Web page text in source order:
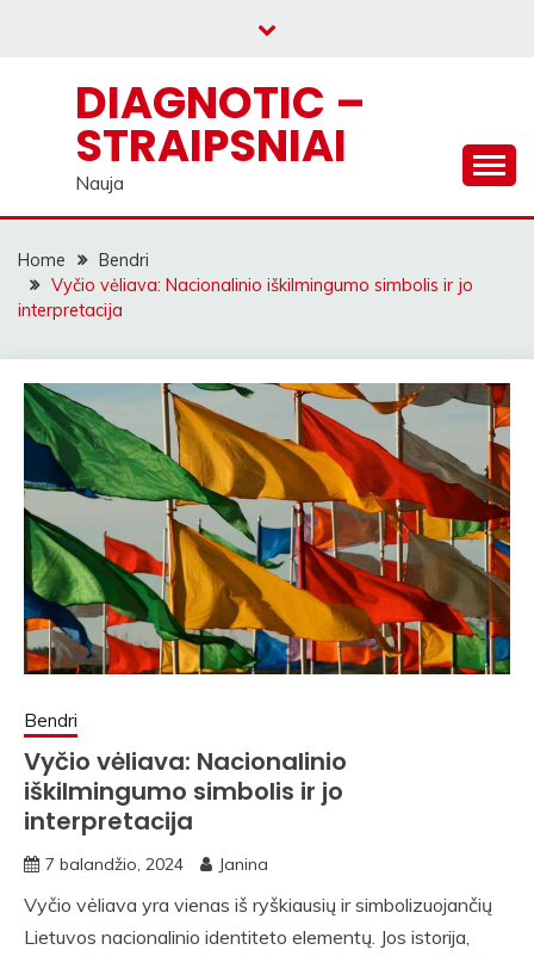
DIAGNOTIC –
STRAIPSNIAI
Nauja
Home
Bendri
Vyčio vėliava: Nacionalinio iškilmingumo simbolis ir jo
interpretacija
Bendri
Vyčio vėliava: Nacionalinio
iškilmingumo simbolis ir jo
interpretacija
7 balandžio, 2024 Janina
Vyčio vėliava yra vienas iš ryškiausių ir simbolizuojančių
Lietuvos nacionalinio identiteto elementų. Jos istorija,